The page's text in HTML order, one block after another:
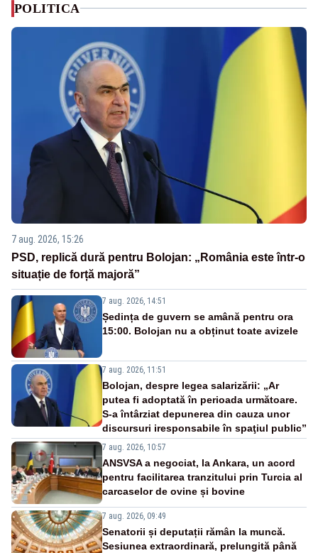
POLITICA
7 aug. 2026, 15:26
PSD, replică dură pentru Bolojan: „România este într-o
situație de forță majoră”
7 aug. 2026, 14:51
Ședința de guvern se amână pentru ora
15:00. Bolojan nu a obținut toate avizele
7 aug. 2026, 11:51
Bolojan, despre legea salarizării: „Ar
putea fi adoptată în perioada următoare.
S-a întârziat depunerea din cauza unor
discursuri iresponsabile în spaţiul public”
7 aug. 2026, 10:57
ANSVSA a negociat, la Ankara, un acord
pentru facilitarea tranzitului prin Turcia al
carcaselor de ovine și bovine
7 aug. 2026, 09:49
Senatorii și deputații rămân la muncă.
Sesiunea extraordinară, prelungită până